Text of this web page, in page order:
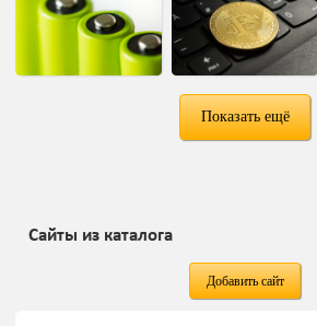
Показать ещё
Сайты из каталога
Добавить сайт